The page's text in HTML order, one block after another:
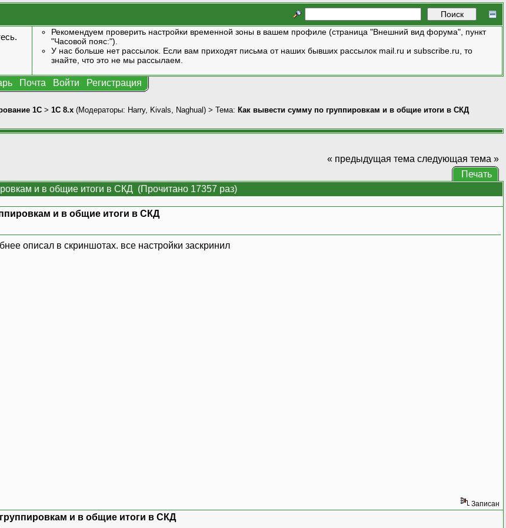
.
Рекомендуем проверить настройки временной зоны в вашем профиле (страница "Внешний вид форума", пункт
"Часовой пояс:").
У нас больше нет рассылок. Если вам приходят письма от наших бывших рассылок mail.ru и subscribe.ru, то
знайте, что это не мы рассылаем.
Почта Войти Регистрация
1С > 1С 8.x (Модераторы: Harry, Kivals Naghual) > Тема: Как вывести сумму по группировкам и в общие итоги в СКД
« предыдущая тема следующая тема »
Печать
и в общие итоги в СКД (Прочитано 17357 раз)
и в общие итоги в СКД
описал в скриншотах. все настройки заскринил
Записан
и в общие итоги в СКД